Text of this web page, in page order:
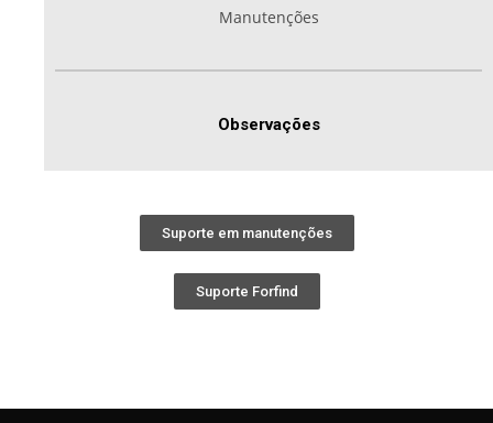
Manutenções
Observações
Suporte em manutenções
Suporte Forfind